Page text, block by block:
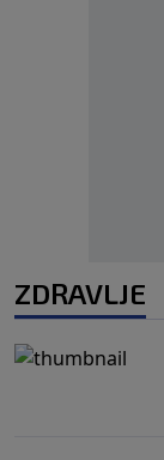
ZDRAVLJE